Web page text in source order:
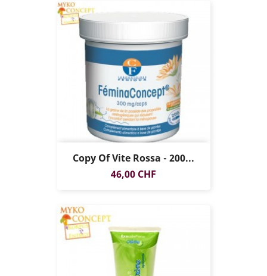
Copy Of Vite Rossa - 200...
Prezzo
46,00 CHF